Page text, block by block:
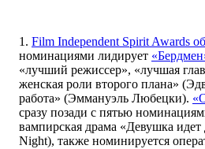
1. Film Independent Spirit Awards
номинациями лидирует
«лучший режиссер», «лучшая
женская роли второго плана»
работа» (Эммануэль Любецки).
сразу позади с пятью
вампирская драма «Девушка
Night), также номинируется